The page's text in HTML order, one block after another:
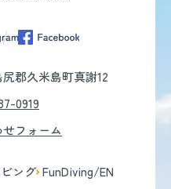
郡久米島町真謝12
0919
フォーム
ング FunDiving/EN